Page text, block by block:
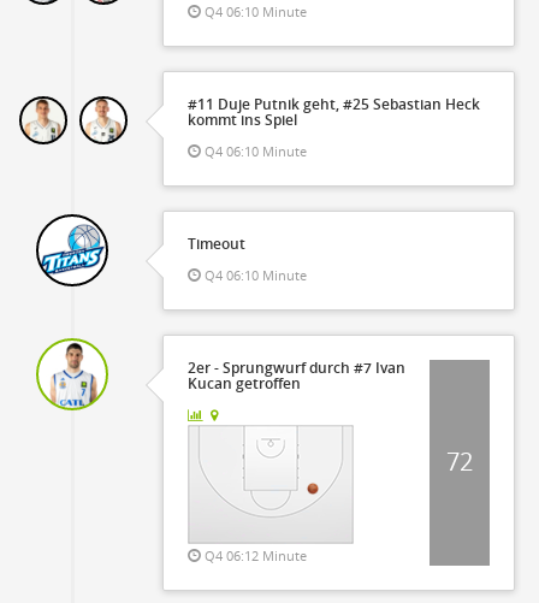
Q4 06:10 Minute
#11 Duje Putnik geht, #25 Sebastian Heck
kommt ins Spiel
Q4 06:10 Minute
Timeout
Q4 06:10 Minute
2er - Sprungwurf durch #7 Ivan
Kucan getroffen
Q4 06:12 Minute
72